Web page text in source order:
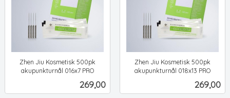
Zhen Jiu Kosmetisk 500pk
akupunkturnål 016x7 PRO
Pris
269,00
Zhen Jiu Kosmetisk 500pk
akupunkturnål 018x13 PRO
Pris
269,00